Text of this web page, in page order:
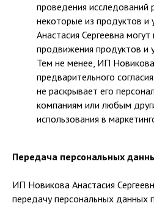
проведения исследований
некоторые из продуктов и
Анастасия Сергеевна
продвижения продуктов и
Тем не менее, ИП Новикова
предварительного
не раскрывает его
компаниям или любым
использования в
Передача персональных
ИП Новикова Анастасия
передачу персональных данных